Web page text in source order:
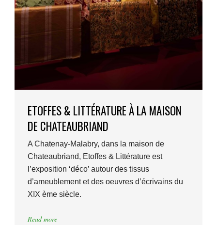
ETOFFES & LITTÉRATURE À LA MAISON
DE CHATEAUBRIAND
A Chatenay-Malabry, dans la maison de
Chateaubriand, Etoffes & Littérature est
l’exposition ‘déco’ autour des tissus
d’ameublement et des oeuvres d’écrivains du
XIX ème siècle.
Read more